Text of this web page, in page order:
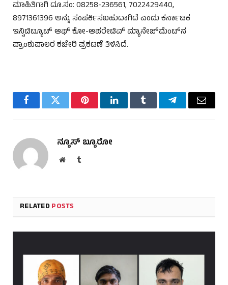
ಮಾಹಿತಿಗಾಗಿ ದೂ.ಸಂ: 08258-236561, 7022429440,
8971361396 ಅನ್ನು ಸಂಪರ್ಕಿಸಬಹುದಾಗಿದೆ ಎಂದು ಕರ್ನಾಟಕ
ಇನ್ಸಿಟಿಟ್ಯೂಟ್ ಆಫ್ ಕೋ-ಆಪರೇಟಿವ್ ಮ್ಯಾನೇಜ್‌ಮೆಂಟ್‌ನ
ಪ್ರಾಂಶುಪಾಲರ ಕಚೇರಿ ಪ್ರಕಟಣೆ ತಿಳಿಸಿದೆ.
FacebookTwitter PinterestLinkedInTumblr TelegramEmail
ನ್ಯೂಸ್ ಬ್ಯೂರೋ
WebsiteTumblr
RELATEDPOSTS